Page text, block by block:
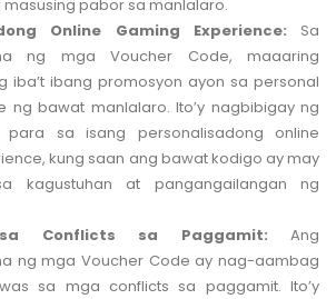
pabor sa manlalaro.
Online Gaming Experience: Sa
ng mga Voucher Code, maaaring
iba’t ibang promosyon ayon sa personal
ng bawat manlalaro. Ito’y nagbibigay ng
para sa isang personalisadong online
kung saan ang bawat kodigo ay may
kagustuhan at pangangailangan ng
sa Conflicts sa Paggamit: Ang
ng mga Voucher Code ay nag-aambag
sa mga conflicts sa paggamit. Ito’y